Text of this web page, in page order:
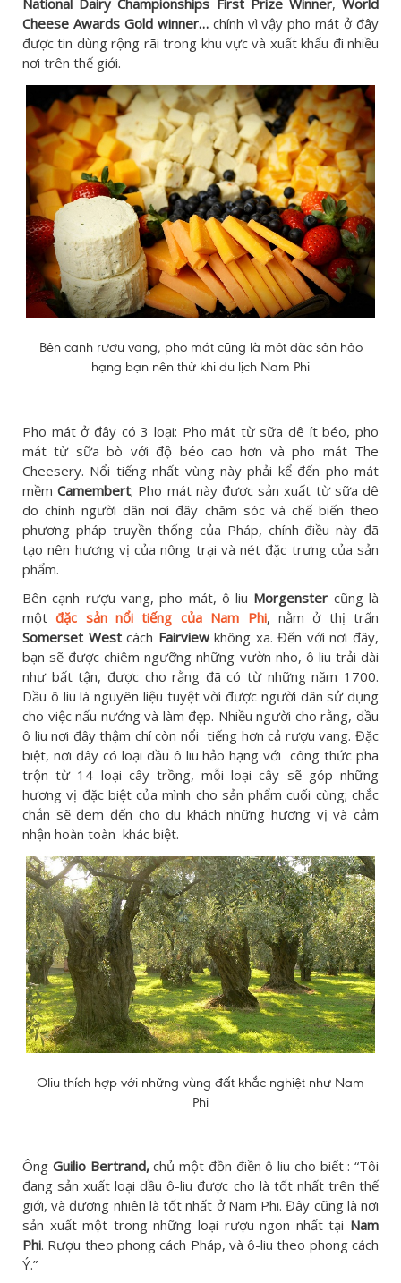
National Dairy Championships First Prize Winner,World
Cheese Awards Gold winner…chính vì vậy pho mát ở đây
được tin dùng rộng rãi trong khu vực và xuất khẩu đi nhiều
nơi trên thế giới.
Bên cạnh rượu vang, pho mát cũng là một đặc sản hảo
hạng bạn nên thử khi du lịch Nam Phi
Pho mát ở đây có 3 loại: Pho mát từ sữa dê ít béo, pho
mát từ sữa bò với độ béo cao hơn và pho mát The
Cheesery. Nổi tiếng nhất vùng này phải kể đến pho mát
mềmCamembert; Pho mát này được sản xuất từ sữa dê
do chính người dân nơi đây chăm sóc và chế biến theo
phương pháp truyền thống của Pháp, chính điều này đã
tạo nên hương vị của nông trại và nét đặc trưng của sản
phẩm.
Bên cạnh rượu vang, pho mát, ô liu Morgenster cũng là
mộtđặc sản nổi tiếng của Nam Phi, nằm ở thị trấn
Somerset Westcách Fairviewkhông xa. Đến với nơi đây,
bạn sẽ được chiêm ngưỡng những vườn nho, ô liu trải dài
như bất tận, được cho rằng đã có từ những năm 1700.
Dầu ô liu là nguyên liệu tuyệt vời được người dân sử dụng
cho việc nấu nướng và làm đẹp. Nhiều người cho rằng, dầu
ô liu nơi đây thậm chí còn nổi tiếng hơn cả rượu vang. Đặc
biệt, nơi đây có loại dầu ô liu hảo hạng với công thức pha
trộn từ 14 loại cây trồng, mỗi loại cây sẽ góp những
hương vị đặc biệt của mình cho sản phẩm cuối cùng; chắc
chắn sẽ đem đến cho du khách những hương vị và cảm
nhận hoàn toàn khác biệt.
Oliu thích hợp với những vùng đất khắc nghiệt như Nam
Phi
Ông Guilio Bertrand,chủ một đồn điền ô liu cho biết : “Tôi
đang sản xuất loại dầu ô-liu được cho là tốt nhất trên thế
giới, và đương nhiên là tốt nhất ở Nam Phi. Đây cũng là nơi
sản xuất một trong những loại rượu ngon nhất tại Nam
Phi. Rượu theo phong cách Pháp, và ô-liu theo phong cách
Ý.”